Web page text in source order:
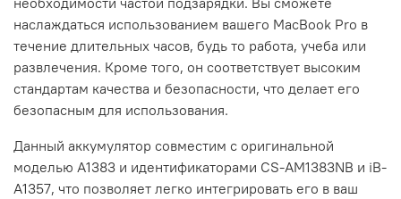
наслаждаться использованием вашего MacBook Pro в
течение длительных часов, будь то работа, учеба или
развлечения. Кроме того, он соответствует высоким
стандартам качества и безопасности, что делает его
безопасным для использования.
Данный аккумулятор совместим с оригинальной
моделью A1383 и идентификаторами CS-AM1383NB и iB-
A1357, что позволяет легко интегрировать его в ваш